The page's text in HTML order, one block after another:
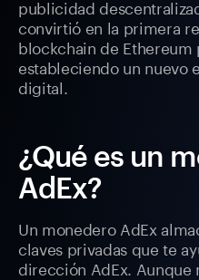
publicidad
convirtió en la primera
blockchain de Ethereum
estableciendo un nuevo
digital.
¿Qué es un
AdEx?
Un monedero AdEx
claves privadas que te
dirección AdEx. Aunque